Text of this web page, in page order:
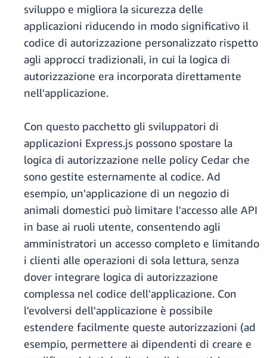
sviluppo e migliora la sicurezza delle
applicazioni riducendo in modo significativo il
codice di autorizzazione personalizzato rispetto
agli approcci tradizionali, in cui la logica di
autorizzazione era incorporata direttamente
nell'applicazione.
Con questo pacchetto gli sviluppatori di
applicazioni Express.js possono spostare la
logica di autorizzazione nelle policy Cedar che
sono gestite esternamente al codice. Ad
esempio, un'applicazione di un negozio di
animali domestici può limitare l'accesso alle API
in base ai ruoli utente, consentendo agli
amministratori un accesso completo e limitando
i clienti alle operazioni di sola lettura, senza
dover integrare logica di autorizzazione
complessa nel codice dell'applicazione. Con
l'evolversi dell'applicazione è possibile
estendere facilmente queste autorizzazioni (ad
esempio, permettere ai dipendenti di creare e